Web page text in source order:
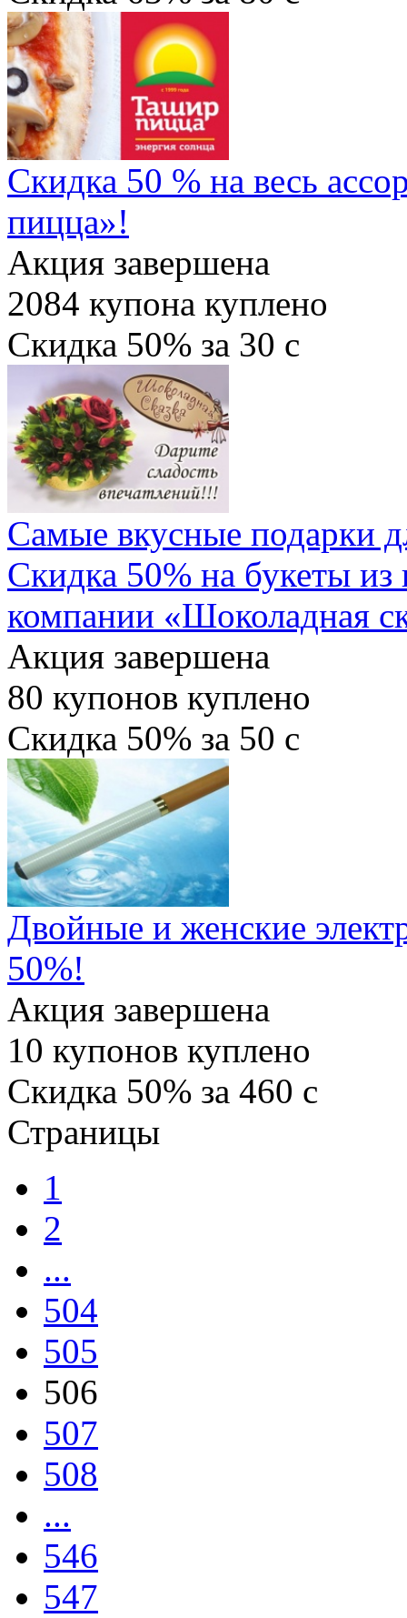
Скидка 50 % на весь
пицца»!
Акция завершена
2084 купона куплено
Скидка 50% за 30 c
Самые вкусные подарки
Скидка 50% на букеты из
компании «Шоколадная
Акция завершена
80 купонов куплено
Скидка 50% за 50 c
Двойные и женские
50%!
Акция завершена
10 купонов куплено
Скидка 50% за 460 c
Страницы
1
2
...
504
505
506
507
508
...
546
547